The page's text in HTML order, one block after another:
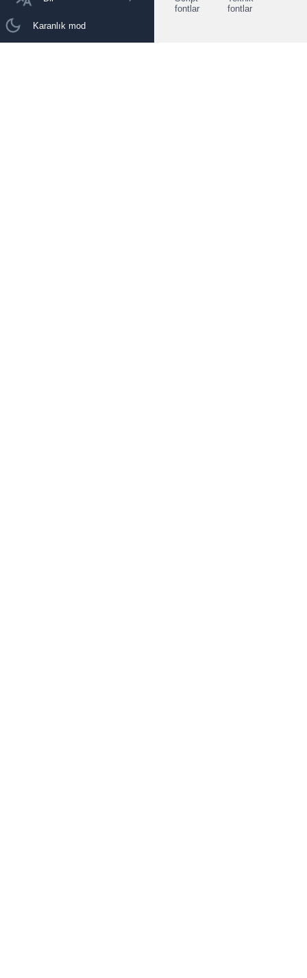
Karanlık mod
fontlar
fontlar